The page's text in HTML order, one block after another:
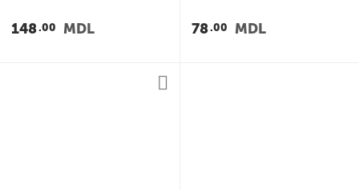
148 00 MDL 78 00 MDL